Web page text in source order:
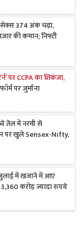
374 अंक चढ़ा,
की कमान; निफ्टी
पर CCPA का शिकंजा,
पर जुर्माना
तेल में नरमी से
पर खुले Sensex-Nifty,
में खजाने में आए
करोड़ ज्यादा रुपये